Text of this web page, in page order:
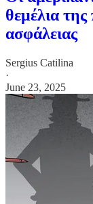
θεμέλια της
ασφάλειας
Sergius Catilina
·
June 23, 2025